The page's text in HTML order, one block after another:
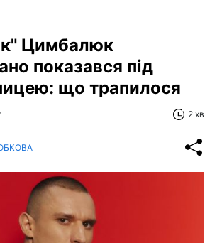
Цимбалюк
показався під
що трапилося
2 хв